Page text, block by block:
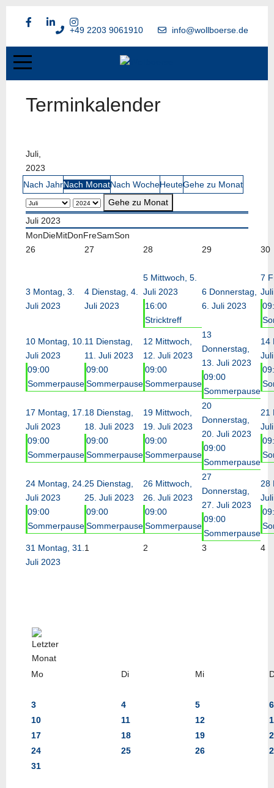
+49 2203 9061910 info@wollboerse.de
Terminkalender
Juli,
2023
Nach JahrNach MonatNach WocheHeuteGehe zu Monat
Gehe zu Monat
Juli 2023
MonDieMitDonFreSamSon
26
27 28 29 30
3 Montag, 3.
Juli 2023
4 Dienstag, 4.
Juli 2023
5 Mittwoch, 5.
Juli 2023
16:00
Stricktreff
6 Donnerstag,
6. Juli 2023
7
10 Montag, 10.
Juli 2023
09:00
Sommerpause
11 Dienstag,
11. Juli 2023
09:00
Sommerpause
12 Mittwoch,
12. Juli 2023
09:00
Sommerpause
13
Donnerstag,
13. Juli 2023
09:00
Sommerpause
14
17 Montag, 17.
Juli 2023
09:00
Sommerpause
18 Dienstag,
18. Juli 2023
09:00
Sommerpause
19 Mittwoch,
19. Juli 2023
09:00
Sommerpause
20
Donnerstag,
20. Juli 2023
09:00
Sommerpause
21
24 Montag, 24.
Juli 2023
09:00
Sommerpause
25 Dienstag,
25. Juli 2023
09:00
Sommerpause
26 Mittwoch,
26. Juli 2023
09:00
Sommerpause
27
Donnerstag,
27. Juli 2023
09:00
Sommerpause
28
31 Montag, 31.
Juli 2023
1 2 3 4
Mo Di Mi
3 4 5
6
10
11 12
17
18 19
24
25 26
31